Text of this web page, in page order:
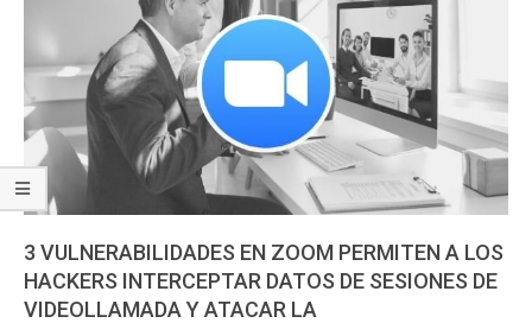
3 VULNERABILIDADES EN ZOOM PERMITEN A LOS
HACKERS INTERCEPTAR DATOS DE SESIONES DE
VIDEOLLAMADA Y ATACAR LA